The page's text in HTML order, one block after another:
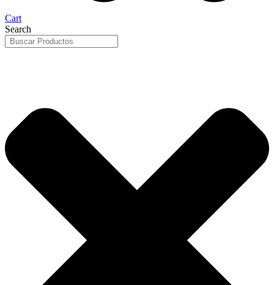
Cart
Search